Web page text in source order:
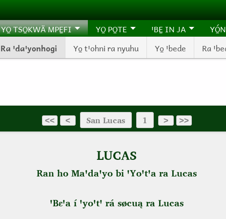
YO̱ TSO̱KWÄ MPE̱FI
Ra ꞌdaꞌyonhogi Yo̱ tꞌohni ra nyuhu Yo̱ ꞌbede Ra
YO̱ PO̱TE ꞌBE̱ IN JA